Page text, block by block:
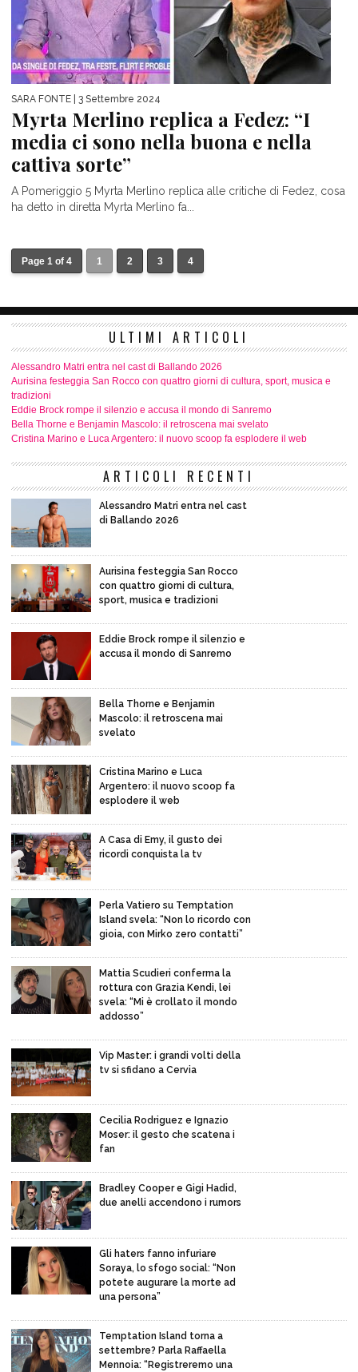
SARA FONTE | 3 Settembre 2024
Myrta Merlino replica a Fedez: “I
media ci sono nella buona e nella
cattiva sorte”
A Pomeriggio 5 Myrta Merlino replica alle critiche di Fedez, cosa
ha detto in diretta Myrta Merlino fa...
Page 1 of 4 1 2 3 4
ULTIMI ARTICOLI
Alessandro Matri entra nel cast di Ballando 2026
Aurisina festeggia San Rocco con quattro giorni di cultura, sport, musica e
tradizioni
Eddie Brock rompe il silenzio e accusa il mondo di Sanremo
Bella Thorne e Benjamin Mascolo: il retroscena mai svelato
Cristina Marino e Luca Argentero: il nuovo scoop fa esplodere il web
ARTICOLI RECENTI
Alessandro Matri entra nel cast
di Ballando 2026
Aurisina festeggia San Rocco
con quattro giorni di cultura,
sport, musica e tradizioni
Eddie Brock rompe il silenzio e
accusa il mondo di Sanremo
Bella Thorne e Benjamin
Mascolo: il retroscena mai
svelato
Cristina Marino e Luca
Argentero: il nuovo scoop fa
esplodere il web
A Casa di Emy, il gusto dei
ricordi conquista la tv
Perla Vatiero su Temptation
Island svela: “Non lo ricordo con
gioia, con Mirko zero contatti”
Mattia Scudieri conferma la
rottura con Grazia Kendi, lei
svela: “Mi è crollato il mondo
addosso”
Vip Master: i grandi volti della
tv si sfidano a Cervia
Cecilia Rodriguez e Ignazio
Moser: il gesto che scatena i
fan
Bradley Cooper e Gigi Hadid,
due anelli accendono i rumors
Gli haters fanno infuriare
Soraya, lo sfogo social: “Non
potete augurare la morte ad
una persona”
Temptation Island torna a
settembre? Parla Raffaella
Mennoia: “Registreremo una